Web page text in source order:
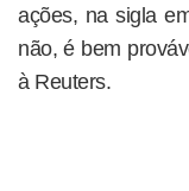
ações, na sigla
não, é bem
à Reuters.